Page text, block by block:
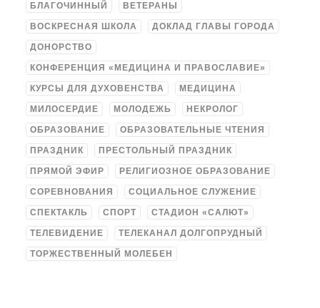
БЛАГОЧИННЫЙ ВЕТЕРАНЫ
ВОСКРЕСНАЯ ШКОЛА ДОКЛАД ГЛАВЫ ГОРОДА
ДОНОРСТВО
КОНФЕРЕНЦИЯ «МЕДИЦИНА И ПРАВОСЛАВИЕ»
КУРСЫ ДЛЯ ДУХОВЕНСТВА МЕДИЦИНА
МИЛОСЕРДИЕ МОЛОДЕЖЬ НЕКРОЛОГ
ОБРАЗОВАНИЕ ОБРАЗОВАТЕЛЬНЫЕ ЧТЕНИЯ
ПРАЗДНИК ПРЕСТОЛЬНЫЙ ПРАЗДНИК
ПРЯМОЙ ЭФИР РЕЛИГИОЗНОЕ ОБРАЗОВАНИЕ
СОРЕВНОВАНИЯ СОЦИАЛЬНОЕ СЛУЖЕНИЕ
СПЕКТАКЛЬ СПОРТ СТАДИОН «САЛЮТ»
ТЕЛЕВИДЕНИЕ ТЕЛЕКАНАЛ ДОЛГОПРУДНЫЙ
ТОРЖЕСТВЕННЫЙ МОЛЕБЕН